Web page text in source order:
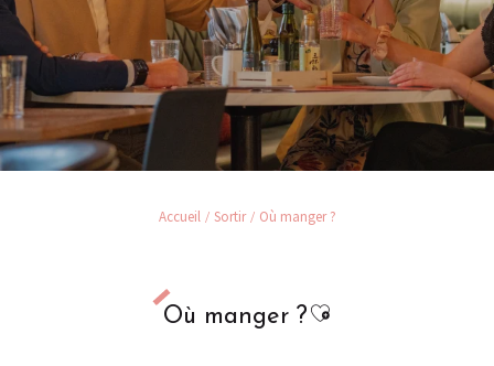
Accueil Sortir Où manger ?
Où manger ?Ajouter aux